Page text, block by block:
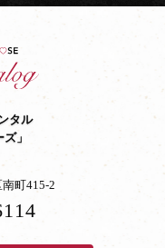
タル
」
町415-2